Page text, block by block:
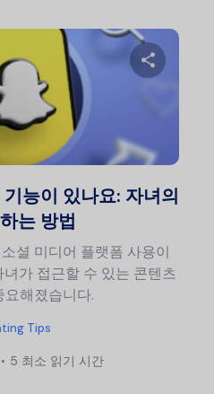
능이 있나요: 자녀의
는 방법
셜 미디어 플랫폼 사용이
가 접근할 수 있는 콘텐츠
해졌습니다.
Tips
5 최소 읽기 시간